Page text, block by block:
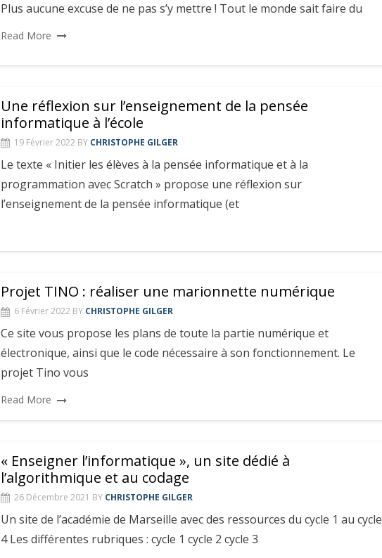
Plus aucune excuse de ne pas s’y mettre ! Tout le monde sait faire du
Read More
Une réflexion sur l’enseignement de la pensée
informatique à l’école
19 Février 2022 BY CHRISTOPHE GILGER
Le texte « Initier les élèves à la pensée informatique et à la
programmation avec Scratch » propose une réflexion sur
l’enseignement de la pensée informatique (et
Projet TINO : réaliser une marionnette numérique
6 Février 2022 BY CHRISTOPHE GILGER
Ce site vous propose les plans de toute la partie numérique et
électronique, ainsi que le code nécessaire à son fonctionnement. Le
projet Tino vous
Read More
« Enseigner l’informatique », un site dédié à
l’algorithmique et au codage
26 Décembre 2021 BY CHRISTOPHE GILGER
Un site de l’académie de Marseille avec des ressources du cycle 1 au cycle
4 Les différentes rubriques : cycle 1 cycle 2 cycle 3